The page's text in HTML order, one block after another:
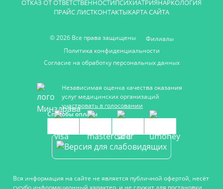
ОТКАЗ ОТ ОТВЕТСТВЕННОСТИПСИХИАТРИЯНАРКОЛОГИЯ
ПРАЙС ЛИСТКОНТАКТЫКАРТА САЙТА
© 2026 Все права защищены
Филиалы
Политика конфиденциальности
Согласие на обработку персональных данных
Независимая оценка качества оказания
услуг медицинских организаций
участвовать в голосовании
Способы оплаты
Вся информация на сайте не является публичной офертой, несёт